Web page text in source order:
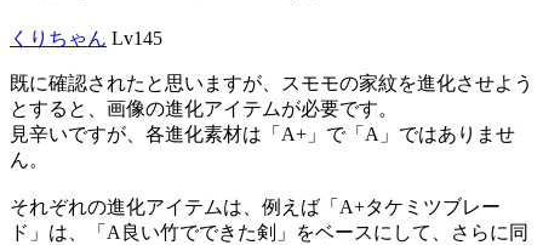
くりちゃん Lv145
既に確認されたと思いますが、スモモの家紋を進化させよう
とすると、画像の進化アイテムが必要です。
見辛いですが、各進化素材は「A+」で「A」ではありませ
ん。
それぞれの進化アイテムは、例えば「A+タケミツブレー
ド」は、「A良い竹でできた剣」をベースにして、さらに同